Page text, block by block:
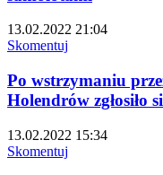
13.02.2022 21:04
Skomentuj
Po wstrzymaniu
Holendrów zgłosiło
13.02.2022 15:34
Skomentuj